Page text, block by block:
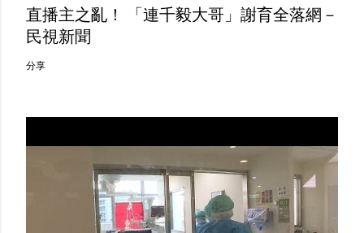
直播主之亂！ 「連千毅大哥」謝育全落網－
民視新聞
分享